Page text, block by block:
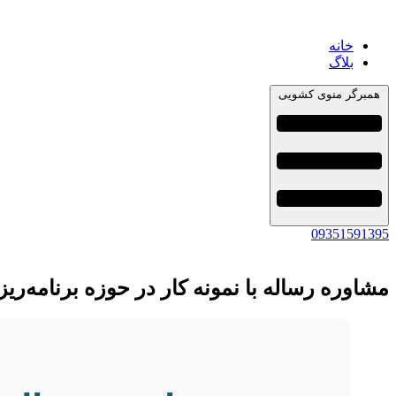
خانه
بلاگ
همبرگر منوی کشویی
09351591395
مشاوره رساله با نمونه کار در حوزه